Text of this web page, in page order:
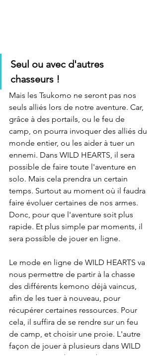
Seul ou avec d'autres
chasseurs !
Mais les Tsukomo ne seront pas nos
seuls alliés lors de notre aventure. Car,
grâce à des portails, ou le feu de
camp, on pourra invoquer des alliés du
monde entier, ou les aider à tuer un
ennemi. Dans WILD HEARTS, il sera
possible de faire toute l'aventure en
solo. Mais cela prendra un certain
temps. Surtout au moment où il faudra
faire évoluer certaines de nos armes.
Donc, pour que l'aventure soit plus
rapide. Et plus simple par moments, il
sera possible de jouer en ligne.
Le mode en ligne de WILD HEARTS va
nous permettre de partir à la chasse
des différents kemono déjà vaincus,
afin de les tuer à nouveau, pour
récupérer certaines ressources. Pour
cela, il suffira de se rendre sur un feu
de camp, et choisir une proie. L'autre
façon de jouer à plusieurs dans WILD
HEARTS, c'est de rejoindre une